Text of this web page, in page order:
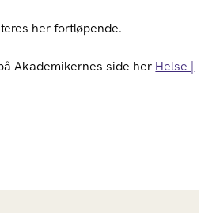
her fortløpende.
Akademikernes side her Helse |